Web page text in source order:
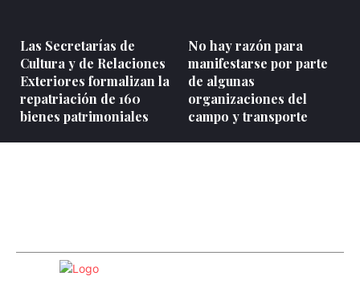
Las Secretarías de
Cultura y de Relaciones
Exteriores formalizan la
repatriación de 160
bienes patrimoniales
No hay razón para
manifestarse por parte
de algunas
organizaciones del
campo y transporte